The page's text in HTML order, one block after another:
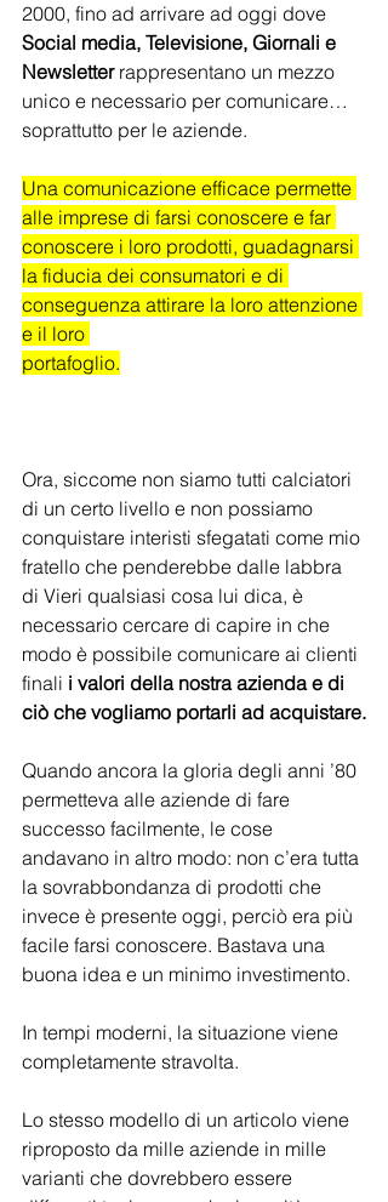
2000, fino ad arrivare ad oggi dove
Social media, Televisione, Giornali e
Newsletter rappresentano un mezzo
unico e necessario per comunicare…
soprattutto per le aziende.
Una comunicazione efficace permette
alle imprese di farsi conoscere e far
conoscere i loro prodotti, guadagnarsi
la fiducia dei consumatori e di
conseguenza attirare la loro attenzione
e il loro
portafoglio.
Ora, siccome non siamo tutti calciatori
di un certo livello e non possiamo
conquistare interisti sfegatati come mio
fratello che penderebbe dalle labbra
di Vieri qualsiasi cosa lui dica, è
necessario cercare di capire in che
modo è possibile comunicare ai clienti
finali i valori della nostra azienda e di
ciò che vogliamo portarli ad acquistare.
Quando ancora la gloria degli anni ’80
permetteva alle aziende di fare
successo facilmente, le cose
andavano in altro modo: non c’era tutta
la sovrabbondanza di prodotti che
invece è presente oggi, perciò era più
facile farsi conoscere. Bastava una
buona idea e un minimo investimento.
In tempi moderni, la situazione viene
completamente stravolta.
Lo stesso modello di un articolo viene
riproposto da mille aziende in mille
varianti che dovrebbero essere